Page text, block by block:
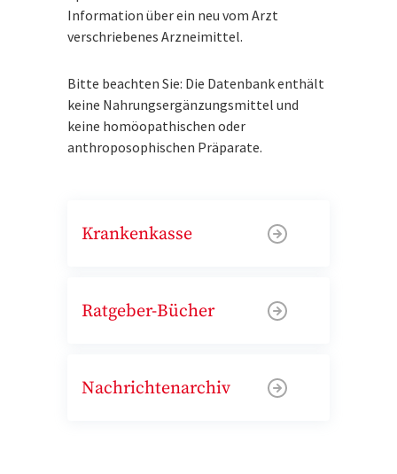
Information über ein neu vom Arzt
verschriebenes Arzneimittel.
Bitte beachten Sie: Die Datenbank enthält
keine Nahrungsergänzungsmittel und
keine homöopathischen oder
anthroposophischen Präparate.
Krankenkasse
Ratgeber-Bücher
Nachrichtenarchiv